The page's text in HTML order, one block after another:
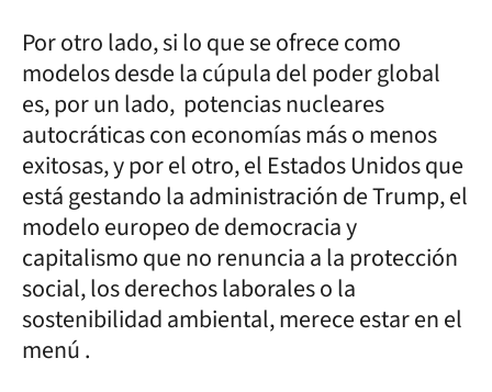
Por otro lado, si lo que se ofrece como
modelos desde la cúpula del poder global
es, por un lado, potencias nucleares
autocráticas con economías más o menos
exitosas, y por el otro, el Estados Unidos que
está gestando la administración de Trump, el
modelo europeo de democracia y
capitalismo que no renuncia a la protección
social, los derechos laborales o la
sostenibilidad ambiental, merece estar en el
menú .